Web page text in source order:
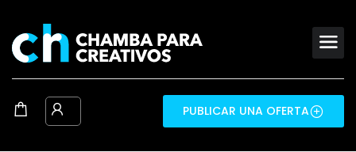
PUBLICAR UNA OFERTA